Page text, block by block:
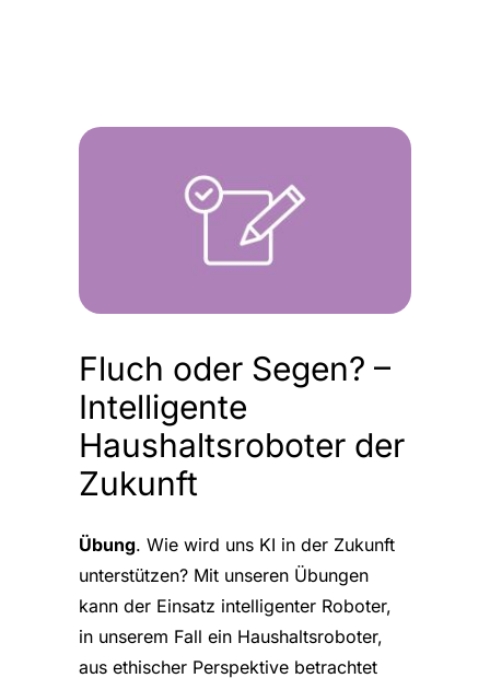
Fluch oder Segen? –
Intelligente
Haushaltsroboter der
Zukunft
Übung. Wie wird uns KI in der Zukunft
unterstützen? Mit unseren Übungen
kann der Einsatz intelligenter Roboter,
in unserem Fall ein Haushaltsroboter,
aus ethischer Perspektive betrachtet